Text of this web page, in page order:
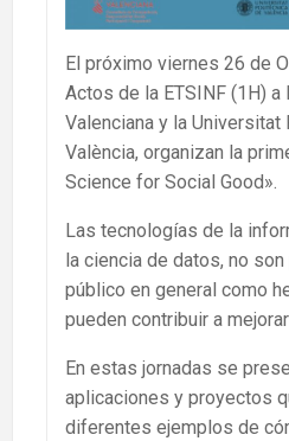
El próximo viernes 26 de
Actos de la ETSINF (1H) a
Valenciana y la Universitat
València, organizan la
Science for Social Good».
Las tecnologías de la
la ciencia de datos, no
público en general como
pueden contribuir a
En estas jornadas se
aplicaciones y proyectos
diferentes ejemplos de